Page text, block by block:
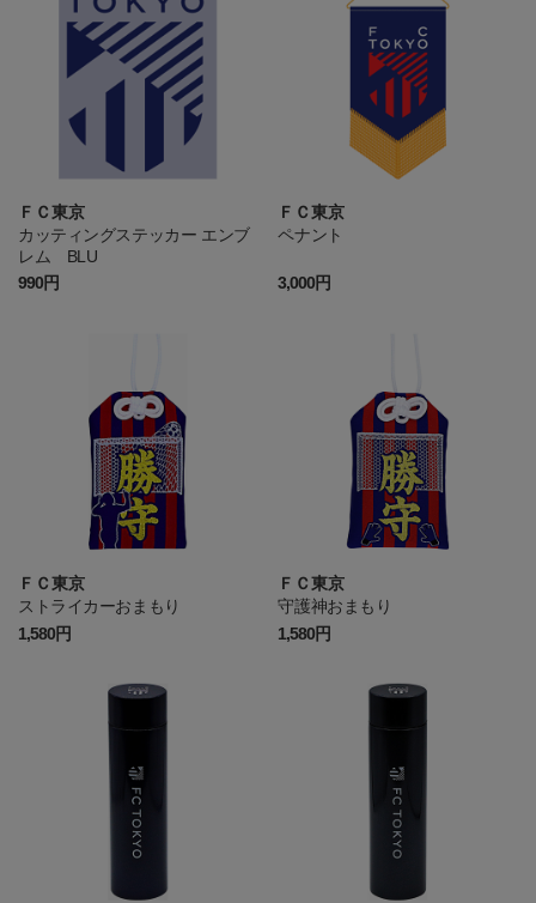
ＦＣ東京
カッティングステッカー エンブ
レム BLU
990円
ＦＣ東京
ペナント
3,000円
ＦＣ東京
ストライカーおまもり
1,580円
ＦＣ東京
守護神おまもり
1,580円